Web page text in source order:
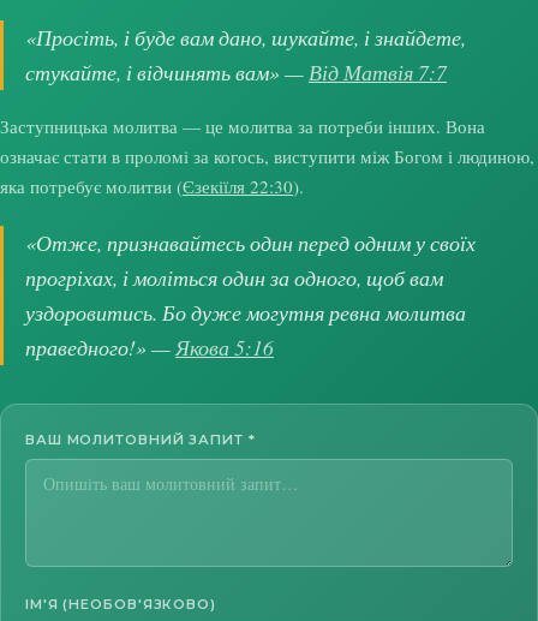
«Просіть, і буде вам дано, шукайте, і знайдете,
стукайте, і відчинять вам» —Від Матвія 7:7
Заступницька молитва — це молитва за потреби інших. Вона
означає стати в проломі за когось, виступити між Богом і людиною,
яка потребує молитви (Єзекіїля 22:30).
«Отже, признавайтесь один перед одним у своїх
прогріхах, і моліться один за одного, щоб вам
уздоровитись. Бо дуже могутня ревна молитва
праведного!» —Якова 5:16
ВАШ МОЛИТОВНИЙ ЗАПИТ *
ІМ'Я (НЕОБОВ'ЯЗКОВО)